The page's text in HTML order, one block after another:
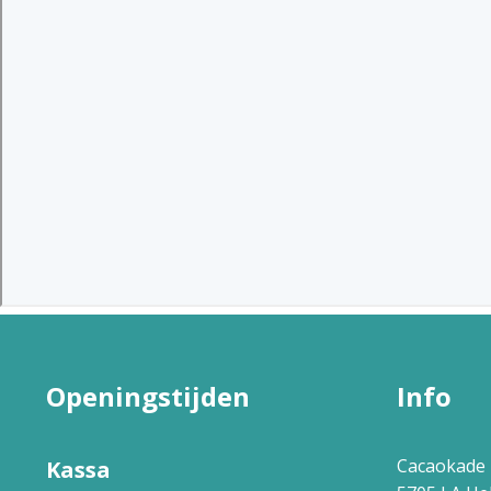
Openingstijden
Kassa
Info
Cacaokade